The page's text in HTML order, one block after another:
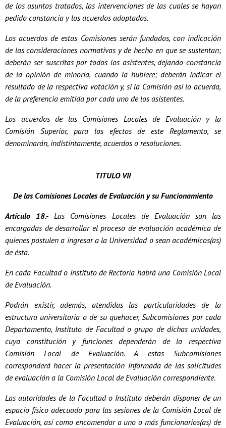
de los asuntos tratados, las intervenciones de las cuales se hayan
pedido constancia y los acuerdos adoptados.
Los acuerdos de estas Comisiones serán fundados, con indicación
de las consideraciones normativas y de hecho en que se sustentan;
deberán ser suscritas por todos los asistentes, dejando constancia
de la opinión de minoría, cuando la hubiere; deberán indicar el
resultado de la respectiva votación y, si la Comisión así lo acuerda,
de la preferencia emitida por cada uno de los asistentes.
Los acuerdos de las Comisiones Locales de Evaluación y la
Comisión Superior, para los efectos de este Reglamento, se
denominarán, indistintamente, acuerdos o resoluciones.
TITULO VII
De las Comisiones Locales de Evaluación y su Funcionamiento
Artículo 18.- Las Comisiones Locales de Evaluación son las
encargadas de desarrollar el proceso de evaluación académica de
quienes postulen a ingresar a la Universidad o sean académicos(as)
de ésta.
En cada Facultad o Instituto de Rectoría habrá una Comisión Local
de Evaluación.
Podrán existir, además, atendidas las particularidades de la
estructura universitaria o de su quehacer, Subcomisiones por cada
Departamento, Instituto de Facultad o grupo de dichas unidades,
cuya constitución y funciones dependerán de la respectiva
Comisión Local de Evaluación. A estas Subcomisiones
corresponderá hacer la presentación informada de las solicitudes
de evaluación a la Comisión Local de Evaluación correspondiente.
Las autoridades de la Facultad o Instituto deberán disponer de un
espacio físico adecuado para las sesiones de la Comisión Local de
Evaluación, así como encomendar a uno o más funcionarios(as) de